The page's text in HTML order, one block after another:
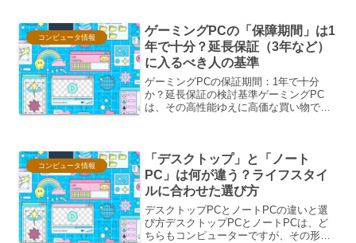
コンピュータ情報
ゲーミングPCの「保障期間」は1
年で十分？延長保証（3年など）
に入るべき人の基準
ゲーミングPCの保証期間：1年で十分
か？延長保証の検討基準ゲーミングPC
は、その高性能ゆえに高価な買い物で
ーミングPCの保証期間は1...
コンピュータ情報
「デスクトップ」と「ノート
PC」は何が違う？ライフスタイ
ルに合わせた選び方
デスクトップPCとノートPCの違いと選
び方デスクトップPCとノートPCは、ど
ちらもコンピューターですが、その形